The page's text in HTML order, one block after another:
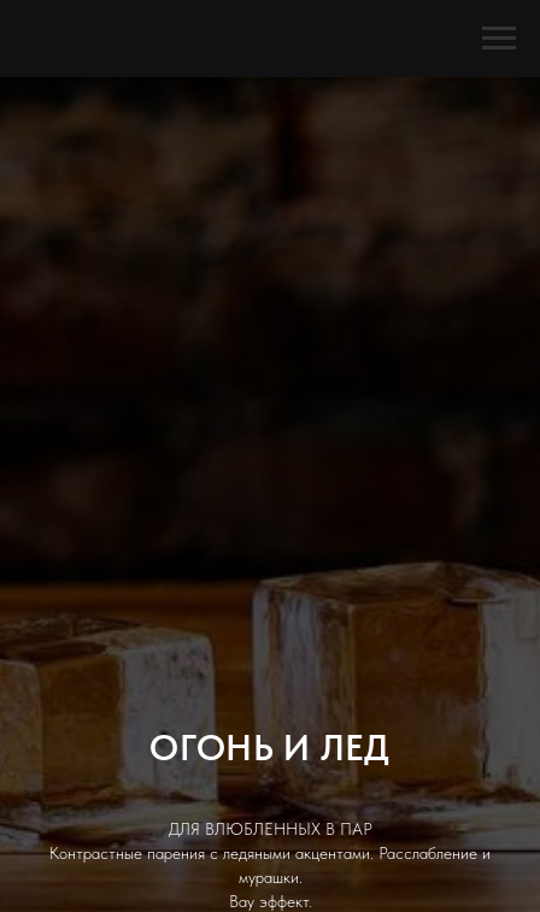
ОГОНЬ И ЛЕД
ДЛЯ ВЛЮБЛЕННЫХ В ПАР
Контрастные парения с ледяными акцентами. Расслабление и
мурашки.
Вау эффект.